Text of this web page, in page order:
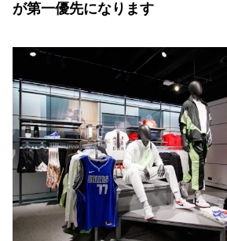
が第一優先になります